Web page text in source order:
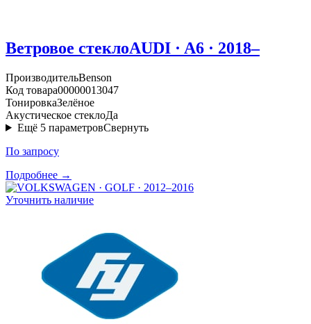
Ветровое стеклоAUDI · A6 · 2018–
ПроизводительBenson
Код товара00000013047
ТонировкаЗелёное
Акустическое стеклоДа
Ещё 5 параметровСвернуть
По запросу
Подробнее →
Уточнить наличие